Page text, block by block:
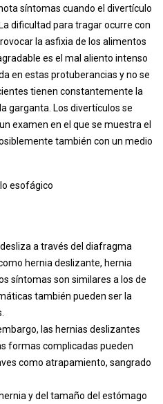
síntomas cuando el divertículo
dificultad para tragar ocurre con
la asfixia de los alimentos
es el mal aliento intenso
en estas protuberancias y no se
tienen constantemente la
garganta. Los divertículos se
examen en el que se muestra el
también con un medio
esofágico
a través del diafragma
hernia deslizante, hernia
síntomas son similares a los de
también pueden ser la
las hernias deslizantes
formas complicadas pueden
como atrapamiento, sangrado
y del tamaño del estómago